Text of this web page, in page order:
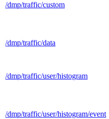
/dmp/traffic/custom
/dmp/traffic/data
/dmp/traffic/user/histogram
/dmp/traffic/user/histogram/event